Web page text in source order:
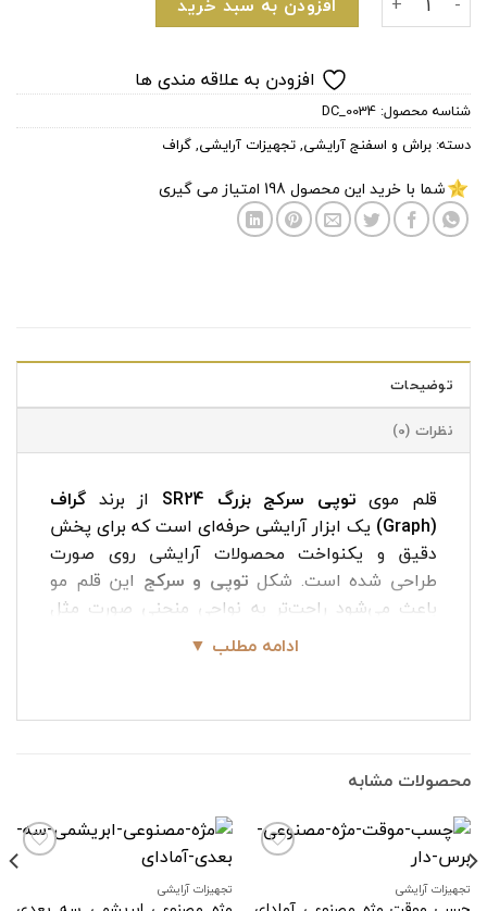
افزودن به علاقه مندی ها
شناسه محصول: DC_0034
دسته: براش و اسفنج آرایشی,تجهیزات آرایشی,گراف
شما با خرید این محصول 198 امتیاز می گیری
توضیحات
نظرات (0)
قلم موی توپی سرکج بزرگ SR24 از برند گراف
(Graph)
یک ابزار آرایشی حرفه‌ای است که برای پخش
دقیق و یکنواخت محصولات آرایشی روی صورت
طراحی شده است. شکل توپی و سرکج این قلم مو
باعث می‌شود راحت‌تر به نواحی منحنی صورت مثل
گونه‌ها، شقیقه و فک دسترسی داشته باشید و مواد
لطیف، طبیعی و بدون رد قلم
است که به دنبال پوشش نرم، دقیق و حرفه‌ای در
کاربرد قلم موی SR24 گراف
قلم موی سرکج SR24 برای پخش و محو کردن
محصولات آرایشی در نواحی مختلف صورت طراحی
شده است. طراحی منحنی این براش کمک می‌کند تا
ادامه مطلب ▼
محصولات مشابه
تجهیزات آرایشی تجهیزات آرایشی